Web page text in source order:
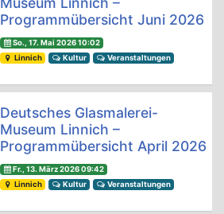
Programmübersicht Juni 2026
So., 17. Mai 2026 10:02
Linnich
Kultur Veranstaltungen
Deutsches Glasmalerei-
Museum Linnich –
Programmübersicht April 2026
Fr., 13. März 2026 09:42
Linnich
Kultur Veranstaltungen